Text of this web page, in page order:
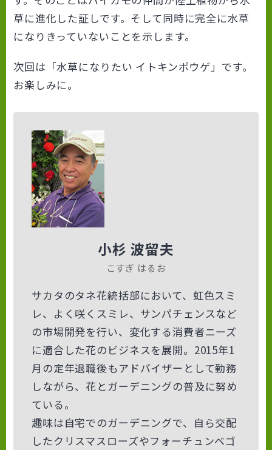
草に進化した証しです。そして同時に完全に水草
になりきっていないことを示します。
次回は「水草になりたい イトキンポウゲ」です。
お楽しみに。
小杉 波留夫
こすぎ はるお
サカタのタネ花統括部において、虹色スミ
レ、よく咲くスミレ、サンパチェンスなど
の市場開発を行い、変化する消費者ニーズ
に適合した花のビジネスを展開。2015年1
月の定年退職後もアドバイザーとして勤務
しながら、花とガーデニングの普及に努め
ている。
趣味は自宅でのガーデニングで、自ら交配
したクリスマスローズやフォーチュンベゴ